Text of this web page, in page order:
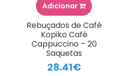
Adicionar
Rebuçados de Café
Kopiko Café
Cappuccino – 20
Saquetas
28.41€